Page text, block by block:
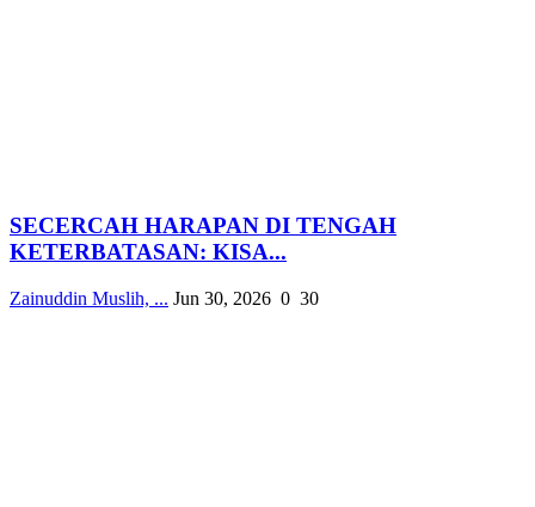
SECERCAH HARAPAN DI TENGAH
KETERBATASAN: KISA...
Zainuddin Muslih, ... Jun 30, 2026 0 30